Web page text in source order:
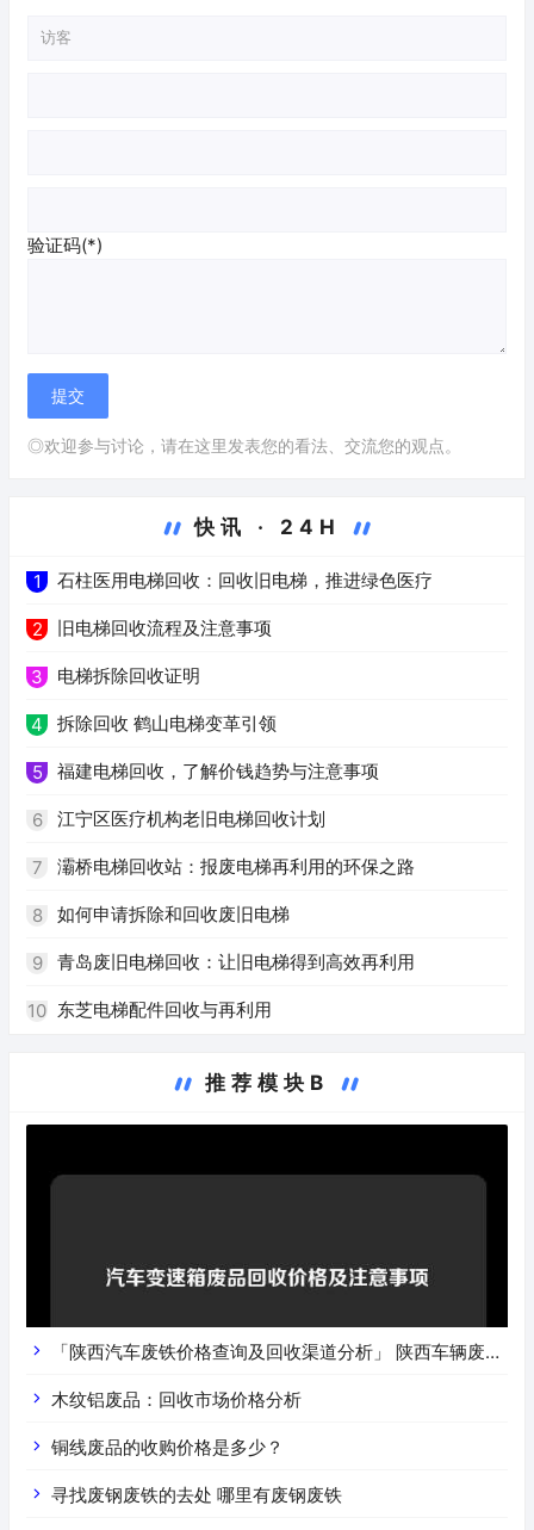
验证码(*)
◎欢迎参与讨论，请在这里发表您的看法、交流您的观点。
快讯 · 24H
1 石柱医用电梯回收：回收旧电梯，推进绿色医疗
2 旧电梯回收流程及注意事项
3 电梯拆除回收证明
4 拆除回收 鹤山电梯变革引领
5 福建电梯回收，了解价钱趋势与注意事项
6 江宁区医疗机构老旧电梯回收计划
7 灞桥电梯回收站：报废电梯再利用的环保之路
8 如何申请拆除和回收废旧电梯
9 青岛废旧电梯回收：让旧电梯得到高效再利用
10 东芝电梯配件回收与再利用
推荐模块B
「陕西汽车废铁价格查询及回收渠道分析」 陕西车辆废铁
价是什么
木纹铝废品：回收市场价格分析
铜线废品的收购价格是多少？
寻找废钢废铁的去处 哪里有废钢废铁